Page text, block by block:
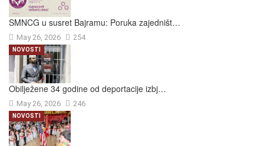
SMNCG u susret Bajramu: Poruka zajedništ…
May 26, 2026 254
Obilježene 34 godine od deportacije izbj…
May 26, 2026 246
NOVOSTI
NOVOSTI